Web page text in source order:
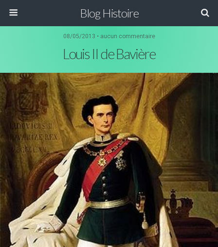
Blog Histoire
08/05/2013 • aucun commentaire
Louis II de Bavière